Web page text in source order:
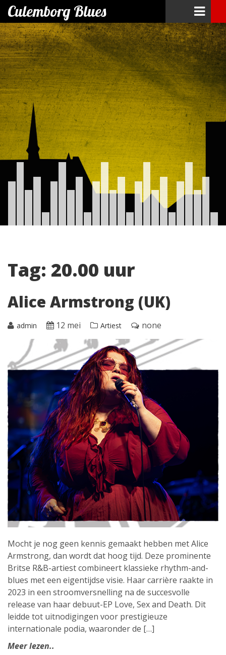
Skip
to
content
Culemborg Blues
Tag: 20.00 uur
Alice Armstrong (UK)
admin 12 mei Artiest none
Mocht je nog geen kennis gemaakt hebben met Alice
Armstrong, dan wordt dat hoog tijd. Deze prominente
Britse R&B-artiest combineert klassieke rhythm-and-
blues met een eigentijdse visie. Haar carrière raakte in
2023 in een stroomversnelling na de succesvolle
release van haar debuut-EP Love, Sex and Death. Dit
leidde tot uitnodigingen voor prestigieuze
internationale podia, waaronder de […]
Meer lezen..